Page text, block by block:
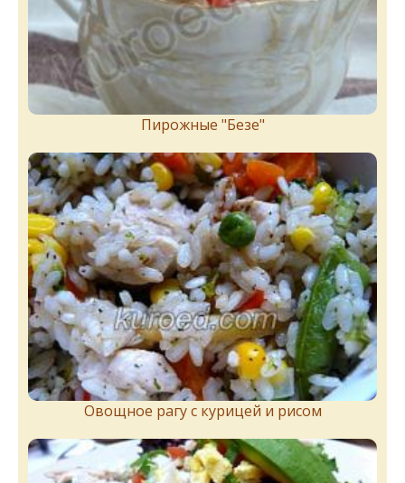
Пирожныe "Бeзe"
Овощное рагу с курицей и рисом